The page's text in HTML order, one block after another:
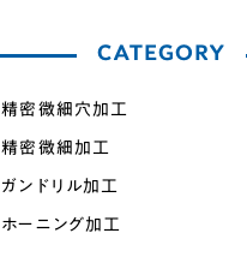
CATEGORY
精密微細穴加工
精密微細加工
ガンドリル加工
ホーニング加工